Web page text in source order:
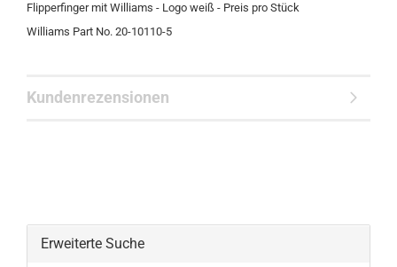
Flipperfinger mit Williams - Logo weiß - Preis pro Stück
Williams Part No. 20-10110-5
Kundenrezensionen
Erweiterte Suche